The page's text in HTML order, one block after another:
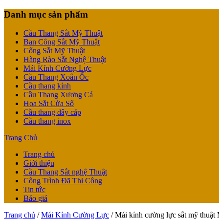
Danh mục sản phẩm
Cầu Thang Sắt Mỹ Thuật
Ban Công Sắt Mỹ Thuật
Cổng Sắt Mỹ Thuật
Hàng Rào Sắt Nghệ Thuật
Mái Kính Cường Lực
Cầu Thang Xoắn Ốc
Cầu thang kính
Cầu Thang Xương Cá
Hoa Sắt Cửa Sổ
Cầu thang dây cáp
Cầu thang inox
Trang Chủ
Trang chủ
Giới thiệu
Cầu Thang Sắt nghệ Thuật
Công Trình Đã Thi Công
Tin tức
Báo giá
Trang chủ /Mái Kính Cường Lực / Mái kính cường lực sắt mỹ thuật